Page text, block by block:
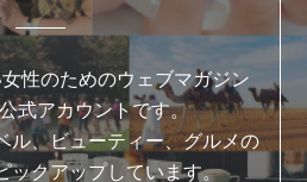
性のためのウェブマガジン
式アカウントです。
ル、ビューティー、グルメの
ックアップしています。